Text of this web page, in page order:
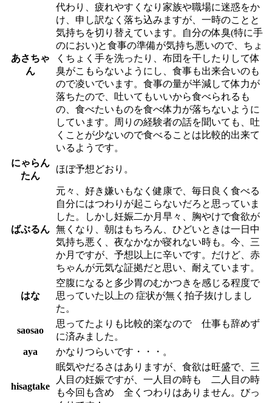
あさちゃ
ん
代わり、疲れやすくなり家族や職場に迷惑をか
け、申し訳なく落ち込みますが、一時のことと
気持ちを切り替えています。自分の体臭(特に手
のにおい)と食事の準備が気持ち悪いので、ちょ
くちょく手を洗ったり、布団を干したりして体
臭がこもらないようにし、食事も出来合いのも
ので凌いでいます。食事の量が半減して体力が
落ちたので、吐いてもいいから食べられるも
の、食べたいものを食べ体力が落ちないように
しています。周りの経験者の話を聞いても、吐
くことが少ないので食べることは比較的出来て
いるようです。
にゃらん
たん
ほぼ予想どおり。
ばぶるん
元々、好き嫌いもなく健康で、毎日良く食べる
自分にはつわりが起こらないだろと思っていま
した。しかし妊娠二か月早々、胸やけで食欲が
無くなり、朝はもちろん、ひどいときは一日中
気持ち悪く、夜なかなか寝れない時も。今、三
か月ですが、予想以上に辛いです。だけど、赤
ちゃんが元気な証拠だと思い、耐えています。
はな
空腹になると多少胃のむかつきを感じる程度で
思っていた以上の 症状が無く拍子抜けしまし
た。
saosao
思ってたよりも比較的楽なので 仕事も辞めず
に済みました。
aya
かなりつらいです・・・。
hisagtake
眠気やだるさはありますが、食欲は旺盛で、三
人目の妊娠ですが、一人目の時も 二人目の時
も今回も含め 全くつわりはありません。びっ